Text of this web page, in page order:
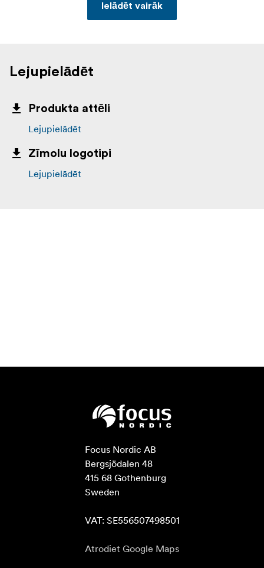
Ielādēt vairāk
Lejupielādēt
Produkta attēli
Lejupielādēt
Zīmolu logotipi
Lejupielādēt
Focus Nordic AB
Bergsjödalen 48
415 68 Gothenburg
Sweden
VAT: SE556507498501
Atrodiet Google Maps